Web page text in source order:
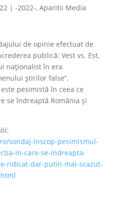
| -2022-, Aparitii Media
de opinie efectuat de
publică: Vest vs. Est,
naționalist în era
știrilor false”,
pesimistă în ceea ce
se îndreaptă România și
sondaj-inscop-pesimismul-
in-care-se-indreapta-
ridicat-dar-putin-mai-scazut-